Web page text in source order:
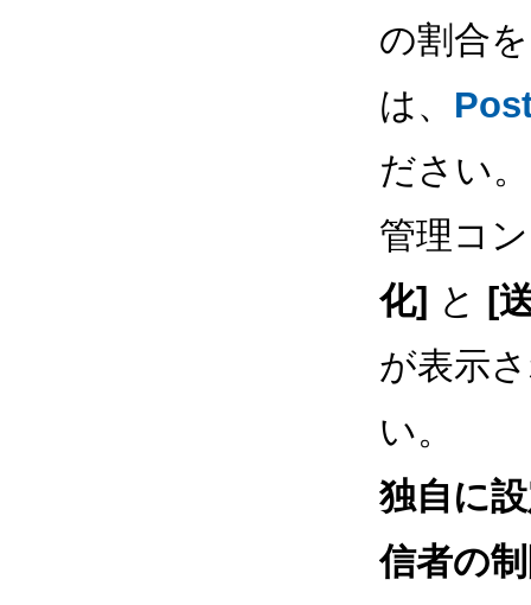
の割合
は、
ださい。
管理コ
化] と [
が表示
い。
独自に
信者の